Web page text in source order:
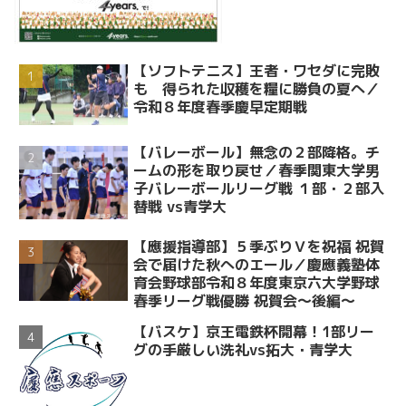
【ソフトテニス】王者・ワセダに完敗
も 得られた収穫を糧に勝負の夏へ／
令和８年度春季慶早定期戦
【バレーボール】無念の２部降格。チ
ームの形を取り戻せ／春季関東大学男
子バレーボールリーグ戦 １部・２部入
替戦 vs青学大
【應援指導部】５季ぶりＶを祝福 祝賀
会で届けた秋へのエール／慶應義塾体
育会野球部令和８年度東京六大学野球
春季リーグ戦優勝 祝賀会～後編～
【バスケ】京王電鉄杯開幕！1部リー
グの手厳しい洗礼vs拓大・青学大